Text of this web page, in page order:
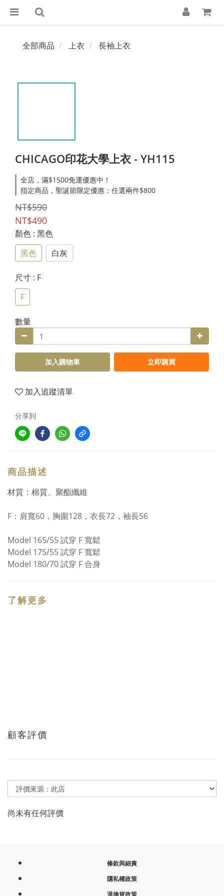
全部商品 上衣 長袖上衣
CHICAGO印花大學上衣 - YH115
全店，滿$1500免運優惠中！
指定商品，聖誕節限定優惠：任選兩件$800
NT$590
NT$490
顏色 : 黑色
黑色
白灰
尺寸 : F
F
數量
加入購物車 立即購買
加入追蹤清單
分享到
商品描述
材質：棉質、聚酯纖維
F： 肩寬60，胸圍128，衣長72，袖長56
Model 165/55 試穿 F 寬鬆
Model 175/55 試穿 F 寬鬆
Model 180/70 試穿 F 合身
了解更多
顧客評價
尚未有任何評價
條款與細責
隱私權政策
退換貨政策